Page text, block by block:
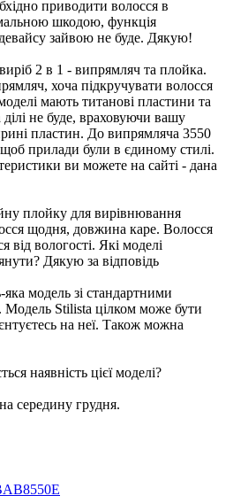
приводити волосся в
шкодою, функція
зайвою не буде. Дякую!
2 в 1 - випрямляч та плойка.
хоча підкручувати волосся
мають титанові пластини та
ділі не буде, враховуючи вашу
пластин. До випрямляча 3550
прилади були в єдиному стилі.
ви можете на сайті - дана
плойку для вирівнювання
щодня, довжина каре. Волосся
вологості. Які моделі
Дякую за відповідь
модель зі стандартними
Модель Stilista цілком може бути
на неї. Також можна
наявність цієї моделі?
середину грудня.